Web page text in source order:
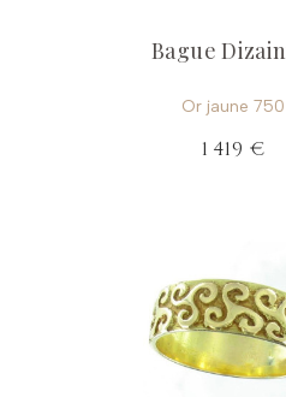
Bague
Or jaune 750
1 419 €